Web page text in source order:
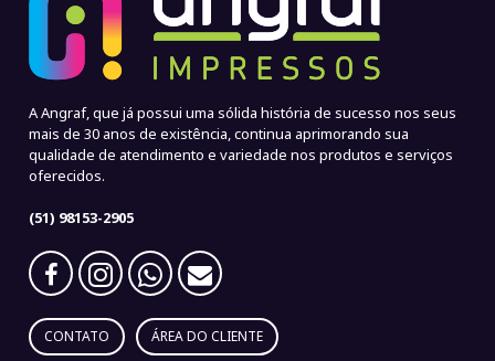
A Angraf, que já possui uma sólida história de sucesso nos seus
mais de 30 anos de existência, continua aprimorando sua
qualidade de atendimento e variedade nos produtos e serviços
oferecidos.
(51) 98153-2905
CONTATO ÁREA DO CLIENTE